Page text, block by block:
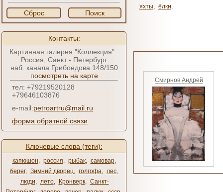
Сброс Поиск
Контакты:
Картинная галерея "Коллекция" :
Россия, Санкт - Петербург
наб. канала Грибоедова 148/150
посмотреть на карте
тел: +79219520128
+79646103876
e-mail:petroartru@mail.ru
форма обратной связи
Ключевые слова (теги):
капюшон, россия, рыбак, самовар,
берег, Зимний дворец, голгофа, лес,
люди, лето, Кронверк, Санкт-
яхты, ёлки,
Смирнов Андрей